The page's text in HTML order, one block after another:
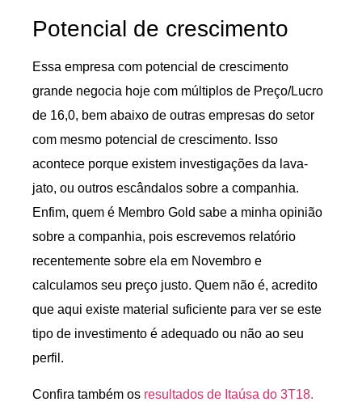
Potencial de crescimento
Essa empresa com potencial de crescimento
grande negocia hoje com múltiplos de Preço/Lucro
de 16,0, bem abaixo de outras empresas do setor
com mesmo potencial de crescimento. Isso
acontece porque existem investigações da lava-
jato, ou outros escândalos sobre a companhia.
Enfim, quem é Membro Gold sabe a minha opinião
sobre a companhia, pois escrevemos relatório
recentemente sobre ela em Novembro e
calculamos seu preço justo. Quem não é, acredito
que aqui existe material suficiente para ver se este
tipo de investimento é adequado ou não ao seu
perfil.
Confira também os resultados de Itaúsa do 3T18.